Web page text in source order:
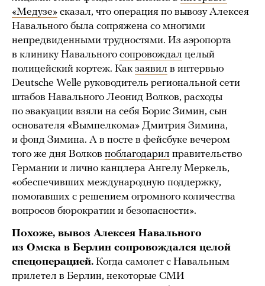
«Медузе» сказал, что операция по вывозу Алексея
Навального была сопряжена со многими
непредвиденными трудностями. Из аэропорта
в клинику Навального сопровождал целый
полицейский кортеж. Как заявил в интервью
Deutsche Welle руководитель региональной сети
штабов Навального Леонид Волков, расходы
по эвакуации взяли на себя Борис Зимин, сын
основателя «Вымпелкома» Дмитрия Зимина,
и фонд Зимина. А в посте в фейсбуке вечером
того же дня Волков поблагодарил правительство
Германии и лично канцлера Ангелу Меркель,
«обеспечивших международную поддержку,
помогавших с решением огромного количества
вопросов бюрократии и безопасности».
Похоже, вывоз Алексея Навального
из Омска в Берлин сопровождался целой
спецоперацией. Когда самолет с Навальным
прилетел в Берлин, некоторые СМИ